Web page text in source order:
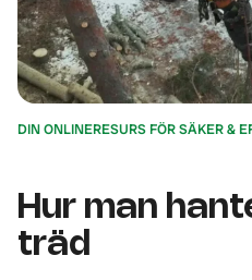
DIN ONLINERESURS FÖR SÄKER &
Hur man
träd